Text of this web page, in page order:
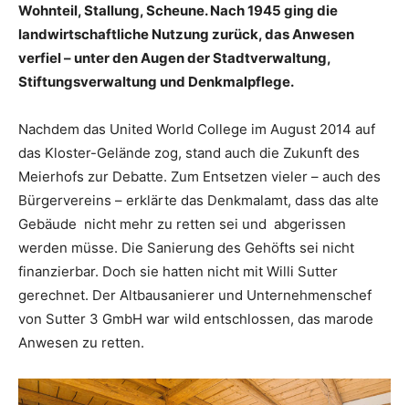
Wohnteil, Stallung, Scheune. Nach 1945 ging die
landwirtschaftliche Nutzung zurück, das Anwesen
verfiel – unter den Augen der Stadtverwaltung,
Stiftungsverwaltung und Denkmalpflege.
Nachdem das United World College im August 2014 auf
das Kloster-Gelände zog, stand auch die Zukunft des
Meierhofs zur Debatte. Zum Entsetzen vieler – auch des
Bürgervereins – erklärte das Denkmalamt, dass das alte
Gebäude nicht mehr zu retten sei und abgerissen
werden müsse. Die Sanierung des Gehöfts sei nicht
finanzierbar. Doch sie hatten nicht mit Willi Sutter
gerechnet. Der Altbausanierer und Unternehmenschef
von Sutter 3 GmbH war wild entschlossen, das marode
Anwesen zu retten.